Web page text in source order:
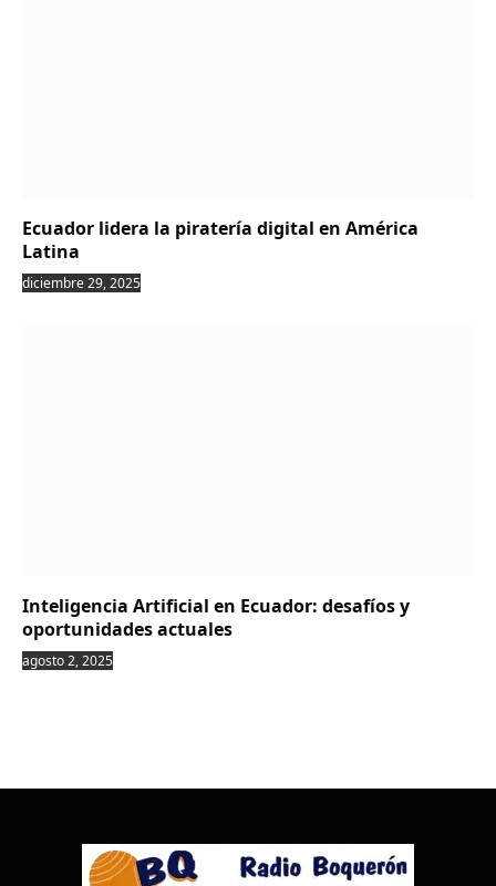
Ecuador lidera la piratería digital en América
Latina
diciembre 29, 2025
Inteligencia Artificial en Ecuador: desafíos y
oportunidades actuales
agosto 2, 2025